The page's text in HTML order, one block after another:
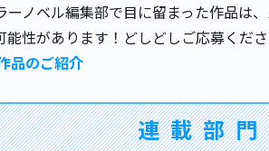
ーノベル編集部で目に留まった作品は
性があります！どしどしご応募くださ
品のご紹介
連載部門